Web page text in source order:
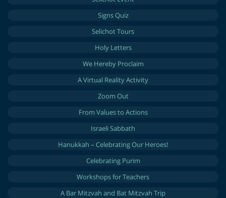
Signs Quiz
Selichot Tours
Holy Letters
We Hereby Proclaim
A Virtual Reality Activity
Zoom Out
From Values to Actions
Israeli Sabbath
Hanukkah – Celebrating Our Heroes!
Celebrating Purim
Workshops for Teachers
A Bar Mitzvah and Bat Mitzvah Trip